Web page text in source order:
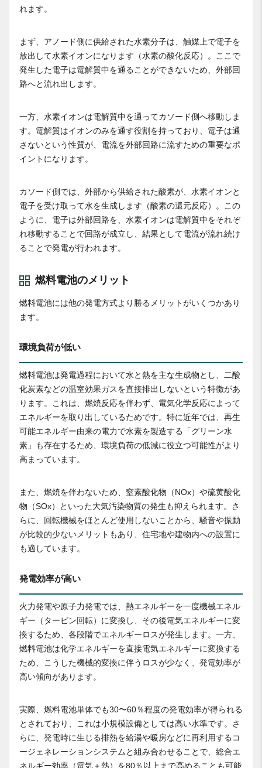
れます。
まず、アノード側に供給された水素分子は、触媒上で電子を
放出して水素イオンになります（水素の酸化反応）。ここで
発生した電子は電解質中を通ることができないため、外部回
路へと流れ出します。
一方、水素イオンは電解質中を通ってカソード側へ移動しま
す。電解質はイオンのみを通す役割を持っており、電子は通
さないという性質が、電流を外部回路に流すための重要なポ
イントになります。
カソード側では、外部から供給された酸素が、水素イオンと
電子を受け取って水を生成します（酸素の還元反応）。この
ように、電子は外部回路を、水素イオンは電解質中をそれぞ
れ移動することで回路が成立し、結果として電流が流れ続け
ることで発電が行われます。
燃料電池のメリット
燃料電池には他の発電方式より勝るメリットがいくつかあり
ます。
環境負荷が低い
燃料電池は発電過程において水と熱を主な生成物とし、二酸
化炭素などの温室効果ガスを直接排出しないという特徴があ
ります。これは、燃焼反応を伴わず、電気化学反応によって
エネルギーを取り出しているためです。特に近年では、再生
可能エネルギー由来の電力で水素を製造する「グリーン水
素」も存在するため、環境負荷の低減に役立つ可能性がより
高まっています。
また、燃焼を伴わないため、窒素酸化物（NOx）や硫黄酸化
物（SOx）といった大気汚染物質の発生も抑えられます。さ
らに、回転機械をほとんど使用しないことから、騒音や振動
が比較的少ないメリットもあり、住宅地や建物内への設置に
も適しています。
発電効率が高い
火力発電や原子力発電では、熱エネルギーを一度機械エネル
ギー（タービン回転）に変換し、その後電気エネルギーに変
換するため、各段階でエネルギーロスが発生します。一方、
燃料電池は化学エネルギーを直接電気エネルギーに変換する
ため、こうした機械的変換に伴うロスが少なく、発電効率が
高い傾向があります。
実際、燃料電池単体でも30〜60％程度の発電効率が得られる
とされており、これは小規模設備としては高い水準です。さ
らに、発電時に生じる排熱を給湯や暖房などに再利用するコ
ージェネレーションシステムと組み合わせることで、総合エ
ネルギー効率（電気＋熱）を80％以上まで高めることも可能